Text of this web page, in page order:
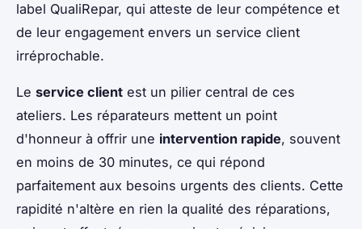
label QualiRepar, qui atteste de leur compétence et
de leur engagement envers un service client
irréprochable.
Le service client est un pilier central de ces
ateliers. Les réparateurs mettent un point
d'honneur à offrir une intervention rapide, souvent
en moins de 30 minutes, ce qui répond
parfaitement aux besoins urgents des clients. Cette
rapidité n'altère en rien la qualité des réparations,